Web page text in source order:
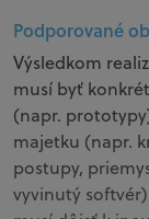
Podporované
Výsledkom
musí byť
(napr.
majetku (napr.
postupy,
vyvinutý